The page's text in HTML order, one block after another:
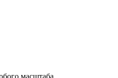
масштаба